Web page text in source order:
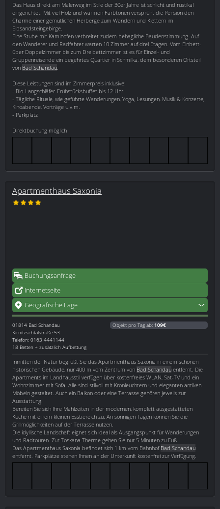
Das Haus direkt am Malerweg im Stile der 30er Jahre ist schlicht und rustikal
eingerichtet. Mit viel Holz und warmen Farbtönen versprüht die Pension den
Charme einer gemütlichen Herberge zum Wandern und Klettern im
Elbsandsteingebirge.
Eine Stube mit Kaminofen verbreitet zudem behagliche Baudenstimmung. Auf
den Wanderer und Radfahrer warten 10 Zimmer auf drei Etagen. Vom Einbett-
über Doppelzimmer bis zum Dreibettzimmer ist es für Einzel- und
Gruppenreisende ein begehrtes Quartier in Schmilka, dem besonderen Ortsteil
von Bad Schandau
Diese Leistungen sind im Zimmerpreis inklusive:
- Bio-Langschläfer-Frühstücksbuffet bis 12 Uhr
- Tägliche Rituale, wie geführte Wanderungen, Yoga, Lesungen, Musik & Konzerte,
Kinoabende, Vorträge u.v.m.
- Parkplatz
Direktbuchung möglich
Apartmenthaus Saxonia
Buchungsanfrage
Internetseite
Geografische Lage
01814 Bad Schandau
Kirnitzschtalstraße 53
Telefon: 0163 4441144
18 Betten + zusätzlich Aufbettung
Objekt pro Tag ab: 109€
Inmitten der Natur begrüßt Sie das Apartmenthaus Saxonia in einem schönen
historischen Gebäude, nur 400 m vom Zentrum von Bad Schandau entfernt. Die
Apartments im Landhausstil verfügen über kostenfreies WLAN, Sat-TV und ein
Wohnzimmer mit Sofa. Alle sind stilvoll mit Kronleuchtern und eleganten antiken
Möbeln gestaltet. Auch ein Balkon oder eine Terrasse gehören jeweils zur
Ausstattung.
Bereiten Sie sich Ihre Mahlzeiten in der modernen, komplett ausgestatteten
Küche mit einem kleinen Essbereich zu. An sonnigen Tagen können Sie die
Grillmöglichkeiten auf der Terrasse nutzen.
Die idyllische Landschaft eignet sich ideal als Ausgangspunkt für Wanderungen
und Radtouren. Zur Toskana Therme gehen Sie nur 5 Minuten zu Fuß.
Das Apartmenthaus Saxonia befindet sich 1 km vom Bahnhof Bad Schandau
entfernt. Parkplätze stehen Ihnen an der Unterkunft kostenfrei zur Verfügung.